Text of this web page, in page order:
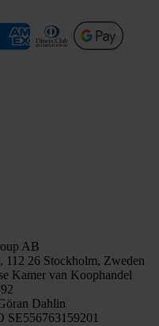
AB
112 26 Stockholm, Zweden
Kamer van Koophandel
Dahlin
SE556763159201